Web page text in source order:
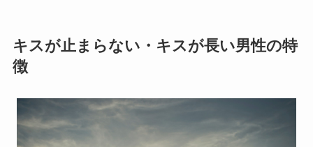
キスが止まらない・キスが長い男性の特
徴